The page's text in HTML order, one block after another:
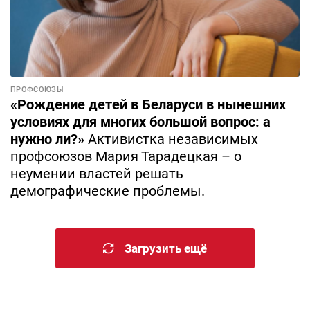
ПРОФСОЮЗЫ
«Рождение детей в Беларуси в нынешних
условиях для многих большой вопрос: а
нужно ли?» Активистка независимых
профсоюзов Мария Тарадецкая – о
неумении властей решать
демографические проблемы.
Загрузить ещё